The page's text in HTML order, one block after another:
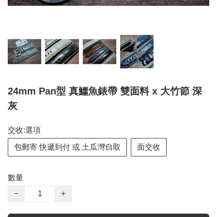
24mm Pan型 真鱷魚錶帶 雙面料 x 大竹節 深
灰
交收:選項
包郵寄 快遞到付 或 土瓜灣自取 面交收
數量
−
+